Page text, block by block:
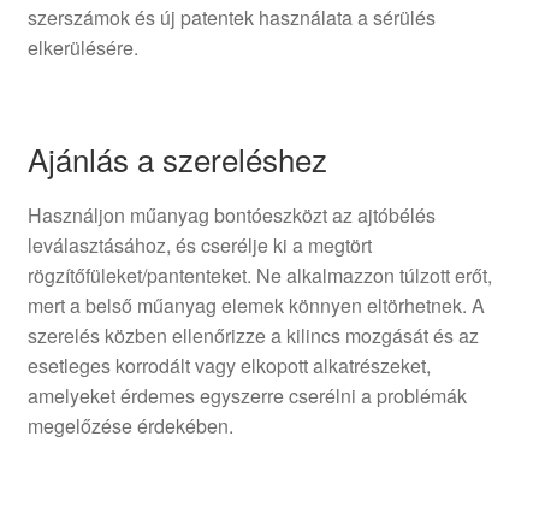
szerszámok és új patentek használata a sérülés
elkerülésére.
Ajánlás a szereléshez
Használjon műanyag bontóeszközt az ajtóbélés
leválasztásához, és cserélje ki a megtört
rögzítőfüleket/pantenteket. Ne alkalmazzon túlzott erőt,
mert a belső műanyag elemek könnyen eltörhetnek. A
szerelés közben ellenőrizze a kilincs mozgását és az
esetleges korrodált vagy elkopott alkatrészeket,
amelyeket érdemes egyszerre cserélni a problémák
megelőzése érdekében.